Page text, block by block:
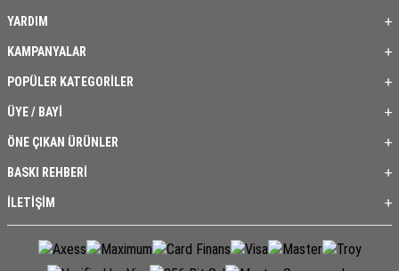
YARDIM
KAMPANYALAR
POPÜLER KATEGORİLER
ÜYE / BAYİ
ÖNE ÇIKAN ÜRÜNLER
BASKI REHBERİ
İLETİŞİM